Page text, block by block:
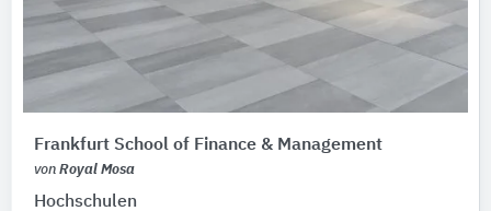
Frankfurt School of Finance & Management
von Royal Mosa
Hochschulen